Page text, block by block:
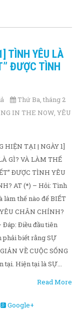
TÌNH YÊU LÀ
ĐƯỢC TÌNH
Thứ Ba, tháng 2
IN THE NOW, YÊU
HIỆN TẠI | NGÀY 1]
GÌ? VÀ LÀM THẾ
ĐƯỢC TÌNH YÊU
AT (*) – Hỏi: Tình
làm thế nào để BIẾT
CHÂN CHÍNH?
Đáp: Điều đầu tiên
phải biết rằng SỰ
VỀ CUỘC SỐNG
tại. Hiện tại là SỰ...
Read More
Google+